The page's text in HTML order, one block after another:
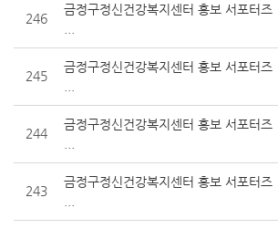
246
금정구정신건강복지센터 홍보 서포터즈
245
금정구정신건강복지센터 홍보 서포터즈
244
금정구정신건강복지센터 홍보 서포터즈
243
금정구정신건강복지센터 홍보 서포터즈